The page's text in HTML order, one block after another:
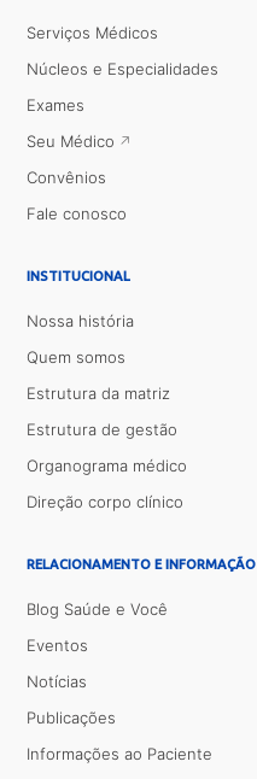
Serviços Médicos
Núcleos e Especialidades
Exames
Seu Médico
Convênios
Fale conosco
INSTITUCIONAL
Nossa história
Quem somos
Estrutura da matriz
Estrutura de gestão
Organograma médico
Direção corpo clínico
RELACIONAMENTO E INFORMAÇÃO
Blog Saúde e Você
Eventos
Notícias
Publicações
Informações ao Paciente